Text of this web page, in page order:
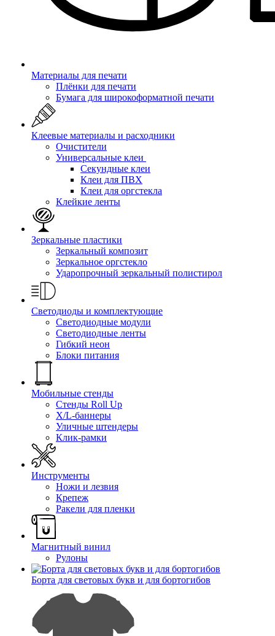
Материалы для печати
Плёнки для печати
Бумага для широкоформатной печати
Клеевые материалы и расходники
Очистители
Универсальные клеи
Секундные клеи
Клеи для ПВХ
Клеи для оргстекла
Клейкие ленты
Зеркальные пластики
Зеркальный композит
Зеркальное оргстекло
Ударопрочный зеркальный полистирол
Светодиоды и комплектующие
Светодиодные модули
Светодиодные ленты
Гибкий неон
Блоки питания
Мобильные стенды
Стенды Roll Up
X/L-баннеры
Уличные штендеры
Клик-рамки
Инструменты
Ножи и лезвия
Крепеж
Ракели для пленки
Магнитный винил
Рулоны
Борта для световых букв и для бортогибов